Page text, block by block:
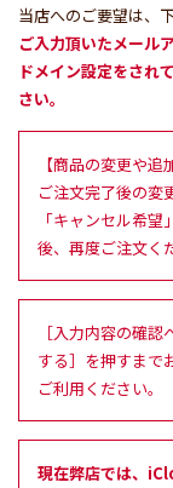
当店へのご要望は、
ご入力頂いたメール
ドメイン設定をされ
さい。
【商品の変更や追
ご注文完了後の変
「キャンセル希
後、再度ご注文く
［入力内容の確
する］を押すまで
ご利用ください。
現在弊店では、